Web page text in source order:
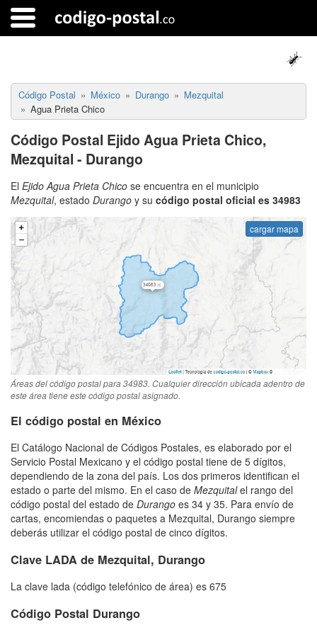
Código Postal México Durango
Mezquital
Agua Prieta Chico
Código Postal Ejido Agua Prieta Chico,
Mezquital - Durango
El Ejido Agua Prieta Chico se encuentra en el municipio
Mezquital, estado Durango y su código postal oficial es 34983
cargar mapa
Áreas del código postal para 34983. Cualquier dirección ubicada adentro de
este área tiene este código postal asignado.
El código postal en México
El Catálogo Nacional de Códigos Postales, es elaborado por el
Servicio Postal Mexicano y el código postal tiene de 5 dígitos,
dependiendo de la zona del país. Los dos primeros identifican el
estado o parte del mismo. En el caso de Mezquitalel rango del
código postal del estado de Durango es 34 y 35. Para envío de
cartas, encomiendas o paquetes a Mezquital, Durango siempre
deberás utilizar el código postal de cinco dígitos.
Clave LADA de Mezquital, Durango
La clave lada (código telefónico de área) es 675
Código Postal Durango